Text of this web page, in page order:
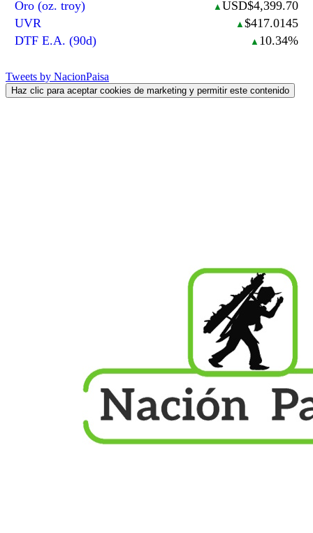
Oro (oz. troy)
▲ USD$4,399.70
UVR
▲ $417.0145
DTF E.A. (90d)
▲ 10.34%
Tweets by NacionPaisa
Haz clic para aceptar cookies de marketing y permitir este contenido